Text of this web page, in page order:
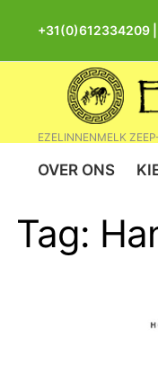
+31(0)612334209|
EZELINNENMELK
OVER ONS
Tag: